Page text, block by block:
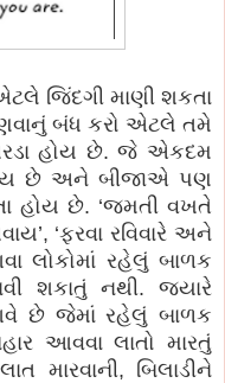
જિંદગી માણી શકતા
બંધ કરો એટલે તમે
હોય છે. જે એકદમ
છે અને બીજાએ પણ
હોય છે. ‘જમતી વખતે
‘ફરવા રવિવારે અને
લોકોમાં રહેલું બાળક
શકાતું નથી. જયારે
છે જેમાં રહેલું બાળક
આવવા લાતો મારતું
બિલાડીને